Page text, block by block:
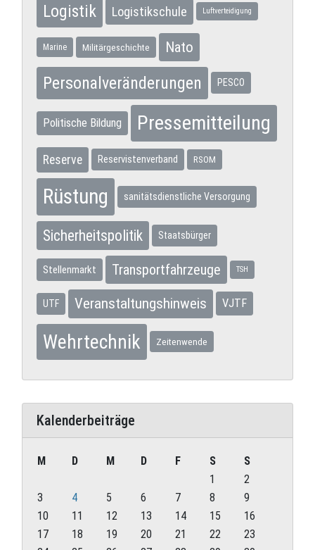
Logistik Logistikschule Luftverteidigung
Marine Militärgeschichte Nato
Personalveränderungen PESCO
Politische Bildung Pressemitteilung
Reserve Reservistenverband RSOM
Rüstung sanitätsdienstliche Versorgung
Sicherheitspolitik Staatsbürger
Stellenmarkt Transportfahrzeuge TSH
UTF Veranstaltungshinweis VJTF
Wehrtechnik Zeitenwende
Kalenderbeiträge
M D M D F S
S
1
2
3
4 5 6 7 8
9
10
11 12 13 14 15
16
17
18 19 20 21 22
23